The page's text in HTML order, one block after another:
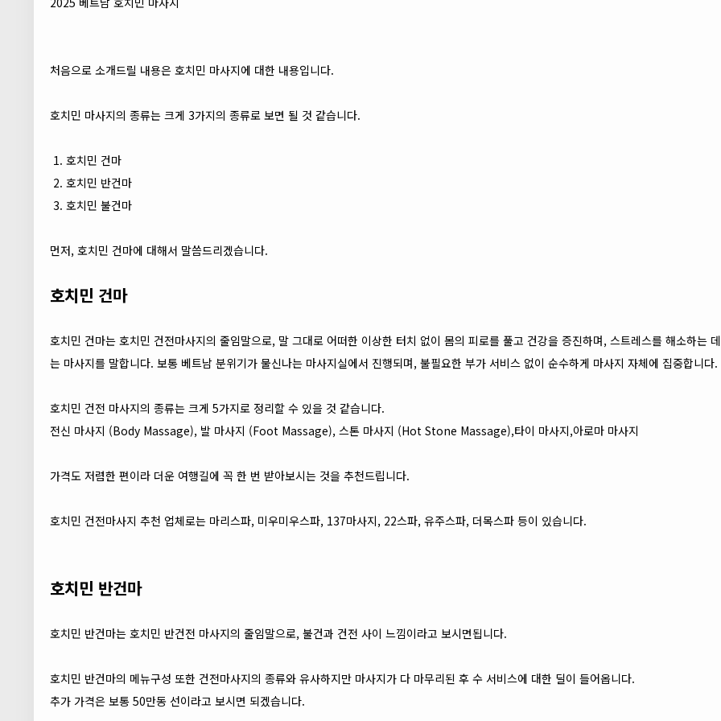
처음으로 소개드릴 내용은 호치민 마사지에 대한 내용입니다.
호치민 마사지의 종류는 크게 3가지의 종류로 보면 될 것 같습니다.
호치민 건마
호치민 반건마
호치민 불건마
먼저, 호치민 건마에 대해서 말씀드리겠습니다.
호치민 건마
호치민 건마는 호치민 건전마사지의 줄임말으로, 말 그대로 어떠한 이상한 터치 없이 몸의 피로를 풀고 건강을 증진하며, 스트레스를 해소하는
는 마사지를 말합니다. 보통 베트남 분위기가 물신나는 마사지실에서 진행되며, 불필요한 부가 서비스 없이 순수하게 마사지 자체에 집중합니다.
호치민 건전 마사지의 종류는 크게 5가지로 정리할 수 있을 것 같습니다.
전신 마사지 (Body Massage), 발 마사지 (Foot Massage), 스톤 마사지 (Hot Stone Massage),타이 마사지,아로마 마사지
가격도 저렴한 편이라 더운 여행길에 꼭 한 번 받아보시는 것을 추천드립니다.
호치민 건전마사지 추천 업체로는 마리스파, 미우미우스파, 137마사지, 22스파, 유주스파, 더목스파 등이 있습니다.
호치민 반건마
호치민 반건마는 호치민 반건전 마사지의 줄임말으로, 불건과 건전 사이 느낌이라고 보시면됩니다.
호치민 반건마의 메뉴구성 또한 건전마사지의 종류와 유사하지만 마사지가 다 마무리된 후 수 서비스에 대한 딜이 들어옵니다.
추가 가격은 보통 50만동 선이라고 보시면 되겠습니다.